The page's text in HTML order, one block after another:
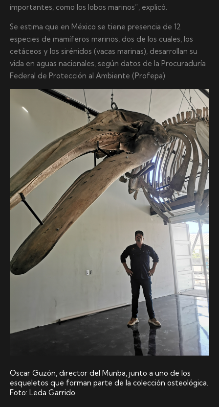
importantes, como los lobos marinos”, explicó.
Se estima que en México se tiene presencia de 12
especies de mamíferos marinos, dos de los cuales, los
cetáceos y los sirénidos (vacas marinas), desarrollan su
vida en aguas nacionales, según datos de la Procuraduría
Federal de Protección al Ambiente (Profepa).
Oscar Guzón, director del Munba, junto a uno de los
esqueletos que forman parte de la colección osteológica.
Foto: Leda Garrido.